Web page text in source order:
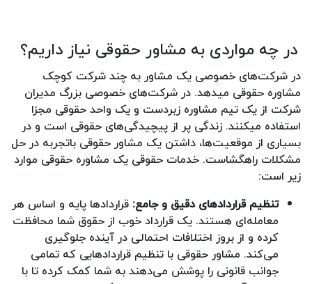
در چه مواردی به مشاور حقوقی نیاز داریم؟
در شرکت‌های خصوصی یک مشاور به چند شرکت کوچک
مشاوره حقوقی میدهد. در شرکت‌های خصوصی بزرگ مدیران
شرکت از یک تیم مشاوره زبردست و یک واحد حقوقی مجزا
استفاده میکنند. زندگی پر از پیچیدگی‌های حقوقی است و در
بسیاری از موقعیت‌ها، داشتن یک مشاور حقوقی باتجربه در حل
مشکلات راهگشاست. خدمات حقوقی یک مشاوره حقوقی موارد
زیر است:
تنظیم قراردادهای دقیق و جامع: قراردادها پایه و اساس هر
معامله‌ای هستند. یک قرارداد خوب از حقوق شما محافظت
کرده و از بروز اختلافات احتمالی در آینده جلوگیری
می‌کند. مشاور حقوقی با تنظیم قراردادهایی که تمامی
جوانب قانونی را پوشش می‌دهند به شما کمک کرده تا با